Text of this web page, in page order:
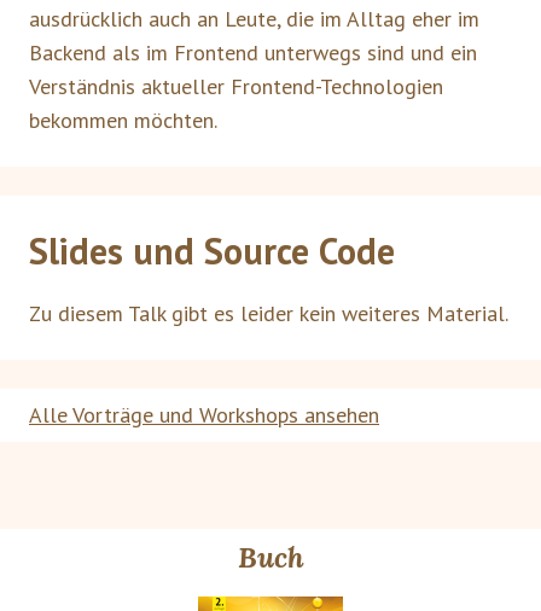
ausdrücklich auch an Leute, die im Alltag eher im
Backend als im Frontend unterwegs sind und ein
Verständnis aktueller Frontend-Technologien
bekommen möchten.
Slides und Source Code
Zu diesem Talk gibt es leider kein weiteres Material.
Alle Vorträge und Workshops ansehen
Buch